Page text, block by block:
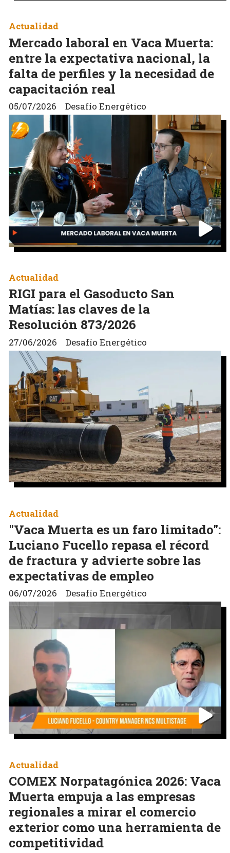
Mercado laboral en Vaca Muerta:
entre la expectativa nacional, la
falta de perfiles y la necesidad de
capacitación real
Desafío Energético
Actualidad
05/07/2026
RIGI para el Gasoducto San
Matías: las claves de la
Resolución 873/2026
Desafío Energético
Actualidad
27/06/2026
"Vaca Muerta es un faro limitado":
Luciano Fucello repasa el récord
de fractura y advierte sobre las
expectativas de empleo
Desafío Energético
Actualidad
06/07/2026
COMEX Norpatagónica 2026: Vaca
Muerta empuja a las empresas
regionales a mirar el comercio
exterior como una herramienta de
competitividad
Actualidad